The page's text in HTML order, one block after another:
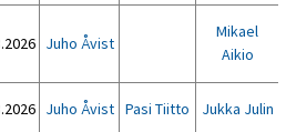
Juho Åvist
Mikael
Aikio
Juho Åvist Pasi Tiitto Jukka Julin